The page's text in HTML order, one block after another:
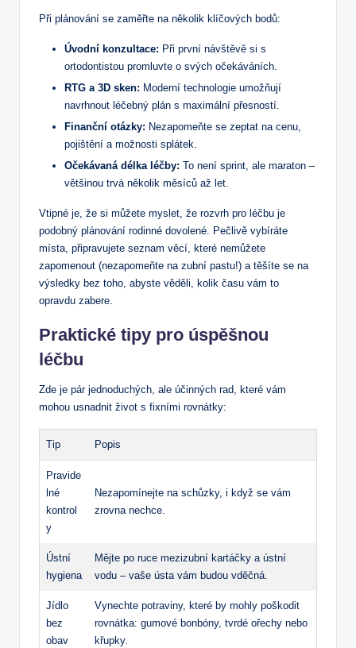
Při plánování se zaměřte na několik klíčových bodů:
Úvodní konzultace: Při první návštěvě si s
ortodontistou promluvte o svých očekáváních.
RTG a 3D sken: Moderní technologie umožňují
navrhnout léčebný plán s maximální přesností.
Finanční otázky: Nezapomeňte se zeptat na cenu,
pojištění a možnosti splátek.
Očekávaná délka léčby: To není sprint, ale maraton –
většinou trvá několik měsíců až let.
Vtipné je, že si můžete myslet, že rozvrh pro léčbu je
podobný plánování rodinné dovolené. Pečlivě vybíráte
místa, připravujete seznam věcí, které nemůžete
zapomenout (nezapomeňte na zubní pastu!) a těšíte se na
výsledky bez toho, abyste věděli, kolik času vám to
opravdu zabere.
Praktické tipy pro úspěšnou
léčbu
Zde je pár jednoduchých, ale účinných rad, které vám
mohou usnadnit život s fixními rovnátky:
Tip Popis
Pravide
lné
kontrol
y
Nezapomínejte na schůzky, i když se vám
zrovna nechce.
Ústní
hygiena
Mějte po ruce mezizubní kartáčky a ústní
vodu – vaše ústa vám budou vděčná.
Jídlo
bez
obav
Vynechte potraviny, které by mohly poškodit
rovnátka: gumové bonbóny, tvrdé ořechy nebo
křupky.